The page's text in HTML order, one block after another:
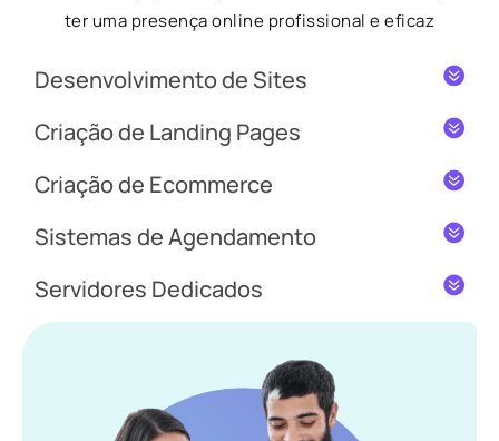
ter uma presença online profissional e eficaz
Desenvolvimento de Sites
Criação de Landing Pages
Criação de Ecommerce
Sistemas de Agendamento
Servidores Dedicados